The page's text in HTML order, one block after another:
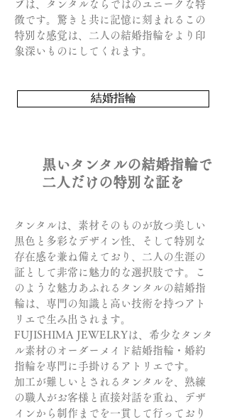
プは、タンタルならではのユニークな特
徴です。驚きと共に記憶に刻まれるこの
特別な感覚は、二人の結婚指輪をより印
象深いものにしてくれます。
結婚指輪
黒いタンタルの結婚指輪で
二人だけの特別な証を
タンタルは、素材そのものが放つ美しい
黒色と多彩なデザイン性、そして特別な
存在感を兼ね備えており、二人の生涯の
証として非常に魅力的な選択肢です。こ
のような魅力あふれるタンタルの結婚指
輪は、専門の知識と高い技術を持つアト
リエで生み出されます。
FUJISHIMA JEWELRYは、希少なタンタ
ル素材のオーダーメイド結婚指輪・婚約
指輪を専門に手掛けるアトリエです。
加工が難しいとされるタンタルを、熟練
の職人がお客様と直接対話を重ね、デザ
インから制作までを一貫して行っており